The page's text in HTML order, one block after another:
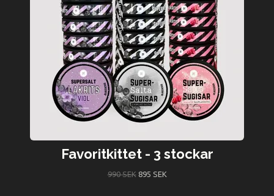
Favoritkittet - 3 stockar
990 SEK 895 SEK